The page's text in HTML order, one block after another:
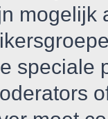
speciale